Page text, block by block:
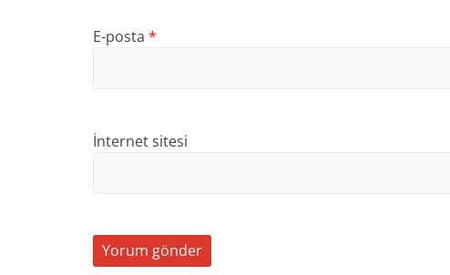
E-posta *
İnternet sitesi